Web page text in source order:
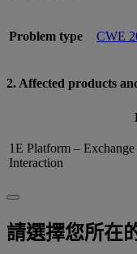
Problem type CWE
2. Affected products
1E Platform –
Interaction
請選擇您所在